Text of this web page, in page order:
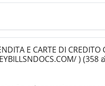
E CARTE DI CREDITO
) (358